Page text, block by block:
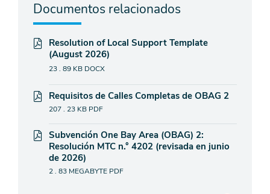
Documentos relacionados
Resolution of Local Support Template
(August 2026)
23 . 89 KB DOCX
Requisitos de Calles Completas de OBAG 2
207 . 23 KB PDF
Subvención One Bay Area (OBAG) 2:
Resolución MTC n.° 4202 (revisada en junio
de 2026)
2 . 83 MEGABYTE PDF